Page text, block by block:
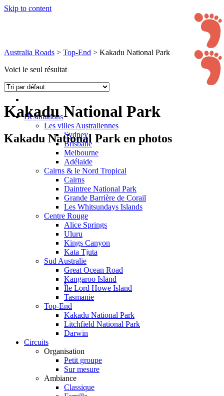
Skip to content
Destinations
Les villes Australiennes
Sydney
Brisbane
Melbourne
Adélaide
Cairns & le Nord Tropical
Cairns
Daintree National Park
Grande Barrière de Corail
Les Whitsundays Islands
Centre Rouge
Alice Springs
Uluru
Kings Canyon
Kata Tjuta
Sud Australie
Great Ocean Road
Kangaroo Island
Île Lord Howe Island
Tasmanie
Top-End
Kakadu National Park
Litchfield National Park
Darwin
Circuits
Organisation
Petit groupe
Sur mesure
Ambiance
Classique
Australia Roads > Top-End > Kakadu National Park
Voici le seul résultat
Kakadu National Park
Kakadu National Park en photos